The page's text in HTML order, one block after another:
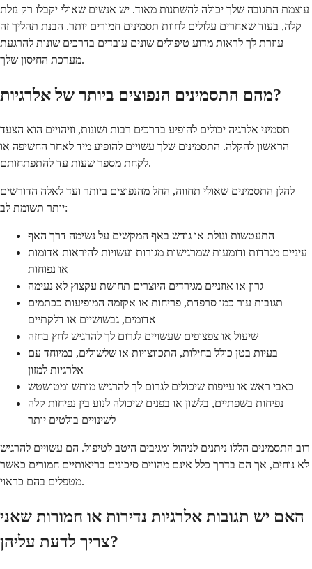
עוצמת התגובה שלך יכולה להשתנות מאוד. יש אנשים שאולי יקבלו רק נזלת
קלה, בעוד שאחרים עלולים לחוות תסמינים חמורים יותר. הבנת תהליך זה
עוזרת לך לראות מדוע טיפולים שונים עובדים בדרכים שונות להרגעת
מערכת החיסון שלך.
מהם התסמינים הנפוצים ביותר של אלרגיות?
תסמיני אלרגיה יכולים להופיע בדרכים רבות ושונות, וזיהויים הוא הצעד
הראשון להקלה. התסמינים שלך עשויים להופיע מיד לאחר החשיפה או
לקחת מספר שעות עד להתפתחותם.
להלן התסמינים שאולי תחווה, החל מהנפוצים ביותר ועד לאלה הדורשים
יותר תשומת לב:
התעטשות ונזלת או גודש באף המקשים על נשימה דרך האף
עיניים מגרדות ודומעות שמרגישות מגורות ועשויות להיראות אדומות
או נפוחות
גרון או אוזניים מגירדים היוצרים תחושת עקצוץ לא נעימה
תגובות עור כמו סרפדת, פריחות או אקזמה המופיעות ככתמים
אדומים, גבשושיים או דלקתיים
שיעול או צפצופים שעשויים לגרום לך להרגיש לחץ בחזה
בעיות בטן כולל בחילות, התכווצויות או שלשולים, במיוחד עם
אלרגיות למזון
כאבי ראש או עייפות שיכולים לגרום לך להרגיש מותש ומטושטש
נפיחות בשפתיים, בלשון או בפנים שיכולה לנוע בין נפיחות קלה
לשינויים בולטים יותר
רוב התסמינים הללו ניתנים לניהול ומגיבים היטב לטיפול. הם עשויים להרגיש
לא נוחים, אך הם בדרך כלל אינם מהווים סיכונים בריאותיים חמורים כאשר
מטפלים בהם כראוי.
האם יש תגובות אלרגיות נדירות או חמורות שאני
צריך לדעת עליהן?